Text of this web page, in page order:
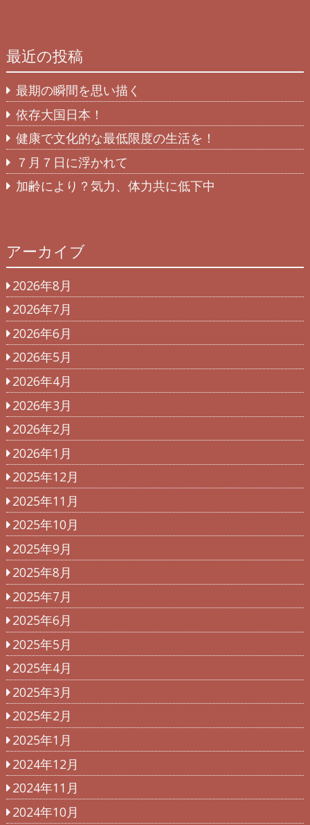
最近の投稿
最期の瞬間を思い描く
依存大国日本！
健康で文化的な最低限度の生活を！
７月７日に浮かれて
加齢により？気力、体力共に低下中
アーカイブ
2026年8月
2026年7月
2026年6月
2026年5月
2026年4月
2026年3月
2026年2月
2026年1月
2025年12月
2025年11月
2025年10月
2025年9月
2025年8月
2025年7月
2025年6月
2025年5月
2025年4月
2025年3月
2025年2月
2025年1月
2024年12月
2024年11月
2024年10月